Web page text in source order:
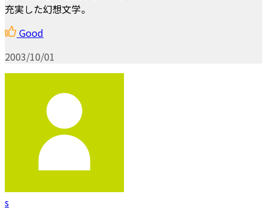
充実した幻想文学。
Good
2003/10/01
s